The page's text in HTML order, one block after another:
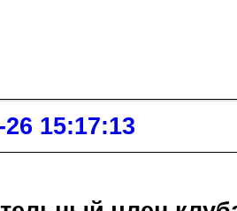
26 15:17:13